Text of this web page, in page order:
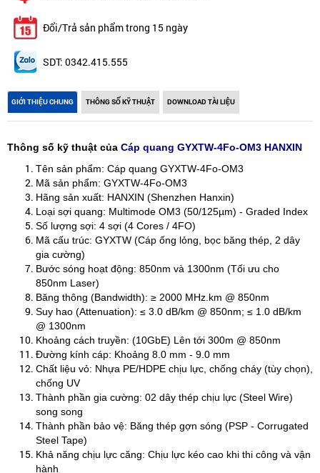
Đổi/Trả sản phẩm trong 15 ngày
SDT: 0342.415.555
GIỚI THIỆU CHUNG THÔNG SỐ KỸ THUẬT DOWNLOAD TÀI LIỆU
Thông số kỹ thuật của Cáp quang GYXTW-4Fo-OM3 HANXIN
Tên sản phẩm: Cáp quang GYXTW-4Fo-OM3
Mã sản phẩm: GYXTW-4Fo-OM3
Hãng sản xuất: HANXIN (Shenzhen Hanxin)
Loại sợi quang: Multimode OM3 (50/125µm) - Graded Index
Số lượng sợi: 4 sợi (4 Cores / 4FO)
Mã cấu trúc: GYXTW (Cáp ống lỏng, bọc băng thép, 2 dây
gia cường)
Bước sóng hoạt động: 850nm và 1300nm (Tối ưu cho
850nm Laser)
Băng thông (Bandwidth): ≥ 2000 MHz.km @ 850nm
Suy hao (Attenuation): ≤ 3.0 dB/km @ 850nm; ≤ 1.0 dB/km
@ 1300nm
Khoảng cách truyền: (10GbE) Lên tới 300m @ 850nm
Đường kính cáp: Khoảng 8.0 mm - 9.0 mm
Chất liệu vỏ: Nhựa PE/HDPE chịu lực, chống cháy (tùy chọn),
chống UV
Thành phần gia cường: 02 dây thép chịu lực (Steel Wire)
song song
Thành phần bảo vệ: Băng thép gợn sóng (PSP - Corrugated
Steel Tape)
Khả năng chịu lực căng: Chịu lực kéo cao khi thi công và vận
hành